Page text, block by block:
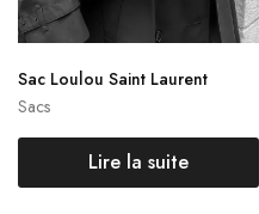
Sacs
Sac Loulou Saint Laurent
Lire la suite